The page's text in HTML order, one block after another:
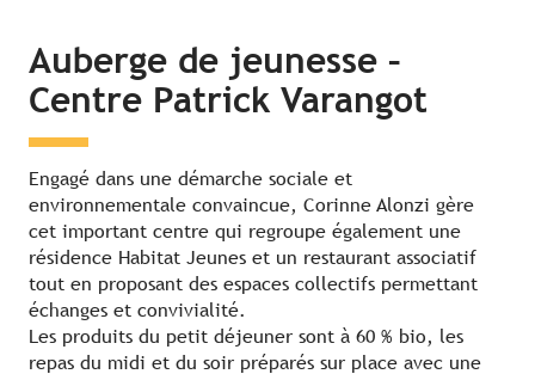
Auberge de jeunesse –
Centre Patrick Varangot
Engagé dans une démarche sociale et
environnementale convaincue, Corinne Alonzi gère
cet important centre qui regroupe également une
résidence Habitat Jeunes et un restaurant associatif
tout en proposant des espaces collectifs permettant
échanges et convivialité.
Les produits du petit déjeuner sont à 60 % bio, les
repas du midi et du soir préparés sur place avec une